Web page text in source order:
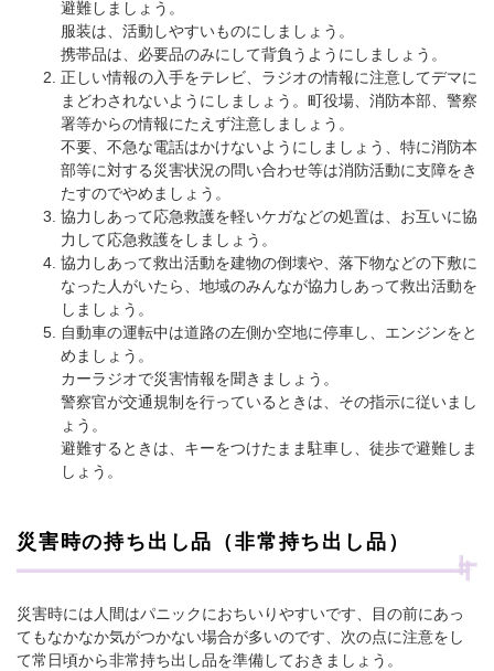
避難しましょう。
服装は、活動しやすいものにしましょう。
携帯品は、必要品のみにして背負うようにしましょう。
正しい情報の入手をテレビ、ラジオの情報に注意してデマに
まどわされないようにしましょう。町役場、消防本部、警察
署等からの情報にたえず注意しましょう。
不要、不急な電話はかけないようにしましょう、特に消防本
部等に対する災害状況の問い合わせ等は消防活動に支障をき
たすのでやめましょう。
協力しあって応急救護を軽いケガなどの処置は、お互いに協
力して応急救護をしましょう。
協力しあって救出活動を建物の倒壊や、落下物などの下敷に
なった人がいたら、地域のみんなが協力しあって救出活動を
しましょう。
自動車の運転中は道路の左側か空地に停車し、エンジンをと
めましょう。
カーラジオで災害情報を聞きましょう。
警察官が交通規制を行っているときは、その指示に従いまし
ょう。
避難するときは、キーをつけたまま駐車し、徒歩で避難しま
しょう。
災害時の持ち出し品（非常持ち出し品）
災害時には人間はパニックにおちいりやすいです、目の前にあっ
てもなかなか気がつかない場合が多いのです、次の点に注意をし
て常日頃から非常持ち出し品を準備しておきましょう。